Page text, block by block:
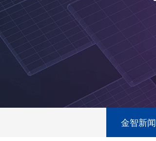
金智新闻